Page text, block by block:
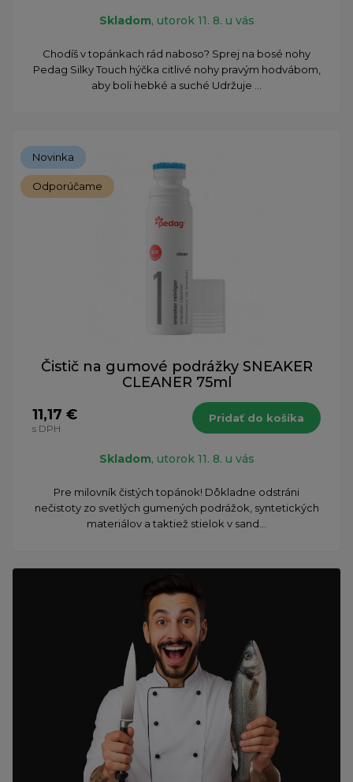
Skladom, utorok 11. 8. u vás
​Chodíš v topánkach rád naboso? Sprej na bosé nohy
Pedag Silky Touch hýčka citlivé nohy pravým hodvábom,
aby boli hebké a suché Udržuje ...
Novinka
Odporúčame
Čistič na gumové podrážky SNEAKER
CLEANER 75ml
11,17 €
s DPH
Pridať do košíka
Skladom, utorok 11. 8. u vás
Pre milovník čistých topánok! Dôkladne odstráni
nečistoty zo svetlých gumených podrážok, syntetických
materiálov a taktiež stielok v sand...